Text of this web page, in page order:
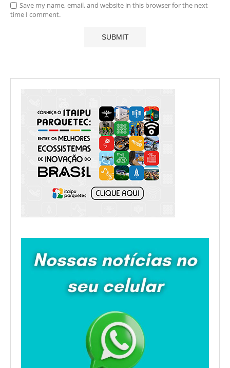
Save my name, email, and website in this browser for the next
time I comment.